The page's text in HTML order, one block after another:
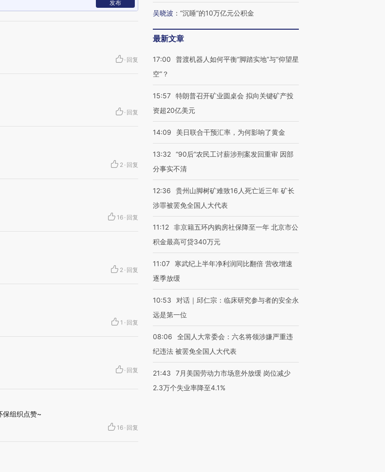
发布
· 回复
· 回复
2 · 回复
16 · 回复
2 · 回复
1 · 回复
· 回复
保组织点赞~
16 · 回复
吴晓波 ： “沉睡”的10万亿元公积金
最新文章
17:00
普渡机器人如何平衡“脚踏实地”与“仰望星
空”？
15:57 特朗普召开矿业圆桌会 拟向关键矿产投
资超20亿美元
14:09 美日联合干预汇率，为何影响了黄金
13:32 “90后”农民工讨薪涉刑案发回重审 因部
分事实不清
12:36
贵州山脚树矿难致16人死亡近三年 矿长
涉罪被罢免全国人大代表
11:12 非京籍五环内购房社保降至一年 北京市公
积金最高可贷340万元
11:07
寒武纪上半年净利润同比翻倍 营收增速
逐季放缓
10:53
对话｜邱仁宗：临床研究参与者的安全永
远是第一位
08:06
全国人大常委会：六名将领涉嫌严重违
纪违法 被罢免全国人大代表
21:43
7月美国劳动力市场意外放缓 岗位减少
2.3万个失业率降至4.1%